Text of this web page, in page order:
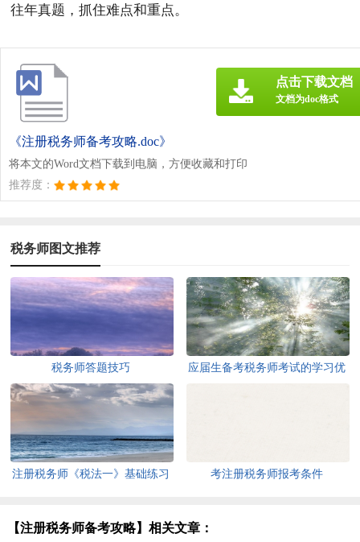
往年真题，抓住难点和重点。
《注册税务师备考攻略.doc》
将本文的Word文档下载到电脑，方便收藏和打印
推荐度：
点击下载文档
文档为doc格式
税务师图文推荐
税务师答题技巧
应届生备考税务师考试的学习优
注册税务师《税法一》基础练习 考注册税务师报考条件
【注册税务师备考攻略】相关文章：